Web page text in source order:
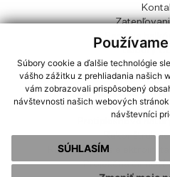
Súbory cookie a ďalšie technológie
vášho zážitku z prehliadania našich
vám zobrazovali prispôsobený
návštevnosti našich webových
návštevníci
SÚHLASÍM
Sanácia
Súbory
OOU
Prepravný
Zatepľovanie a
Hliníkové
Protiplesňové
Rekonštrukcie
Projekčná činnosť